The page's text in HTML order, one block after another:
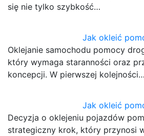
się nie tylko szybkość…
Jak okleić
Oklejanie samochodu pomocy
który wymaga staranności oraz
koncepcji. W pierwszej kolejności…
Jak okleić
Decyzja o oklejeniu pojazdów
strategiczny krok, który przynosi